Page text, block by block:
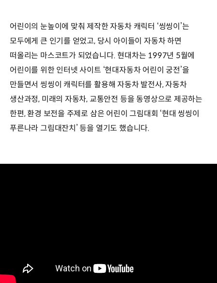
어린이의 눈높이에 맞춰 제작한 자동차 캐릭터 ‘씽씽이’는
모두에게 큰 인기를 얻었고, 당시 아이들이 자동차 하면
떠올리는 마스코트가 되었습니다. 현대차는 1997년 5월에
어린이를 위한 인터넷 사이트 ‘현대자동차 어린이 궁전’을
만들면서 씽씽이 캐릭터를 활용해 자동차 발전사, 자동차
생산과정, 미래의 자동차, 교통안전 등을 동영상으로 제공하는
한편, 환경 보전을 주제로 삼은 어린이 그림대회 ‘현대 씽씽이
푸른나라 그림대잔치’ 등을 열기도 했습니다.